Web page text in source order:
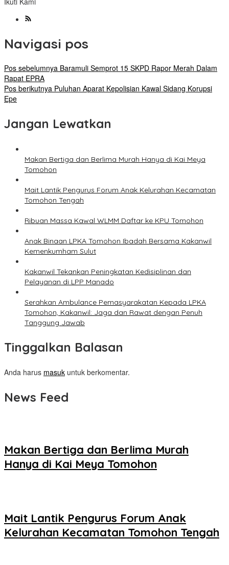
Navigasi pos
Pos sebelumnya Baramuli Semprot 15 SKPD Rapor Merah Dalam
Rapat EPRA
Pos berikutnya Puluhan Aparat Kepolisian Kawal Sidang Korupsi
Epe
Jangan Lewatkan
Makan Bertiga dan Berlima Murah Hanya di Kai Meya
Tomohon
Mait Lantik Pengurus Forum Anak Kelurahan Kecamatan
Tomohon Tengah
Ribuan Massa Kawal WLMM Daftar ke KPU Tomohon
Anak Binaan LPKA Tomohon Ibadah Bersama Kakanwil
Kemenkumham Sulut
Kakanwil Tekankan Peningkatan Kedisiplinan dan
Pelayanan di LPP Manado
Serahkan Ambulance Pemasyarakatan Kepada LPKA
Tomohon, Kakanwil: Jaga dan Rawat dengan Penuh
Tanggung Jawab
Tinggalkan Balasan
Anda harus masuk untuk berkomentar.
News Feed
Makan Bertiga dan Berlima Murah
Hanya di Kai Meya Tomohon
Mait Lantik Pengurus Forum Anak
Kelurahan Kecamatan Tomohon Tengah